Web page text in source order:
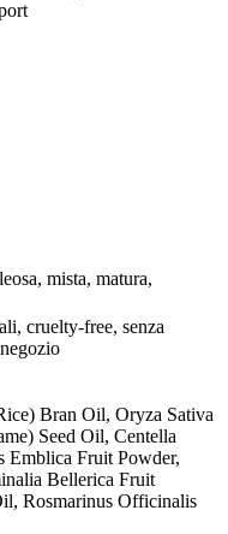
mista, matura,
cruelty-free, senza
Bran Oil, Oryza Sativa
Seed Oil, Centella
Emblica Fruit Powder,
Bellerica Fruit
Rosmarinus Officinalis